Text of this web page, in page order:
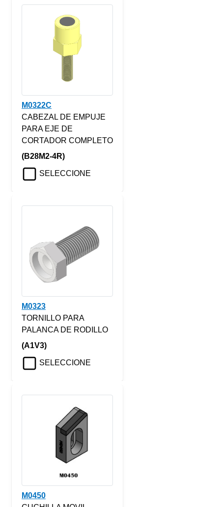
M0322C
CABEZAL DE EMPUJE
PARA EJE DE
CORTADOR COMPLETO
(B28M2-4R)
SELECCIONE
M0323
TORNILLO PARA
PALANCA DE RODILLO
(A1V3)
SELECCIONE
M0450